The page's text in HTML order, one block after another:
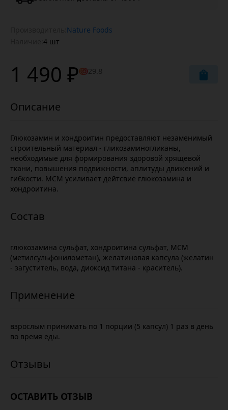
Nature Foods
4 шт
1 490 ₽ 29.8
Глюкозамин и хондроитин предоставляют незаменимый
строительный материал - гликозаминогликаны,
необходимые для формирования здоровой хрящевой
ткани, повышения подвижности, аплитуды движений и
гибкости. МСМ усиливает дейтсвие глюкозамина и
хондроитина.
глюкозамина сульфат, хондроитина сульфат, МСМ
(метилсульфонилометан), желатиновая капсула (желатин
- загуститель, вода, диоксид титана - краситель).
взрослым принимать по 1 порции (5 капсул) 1 раз в день
во время еды.
ОСТАВИТЬ ОТЗЫВ